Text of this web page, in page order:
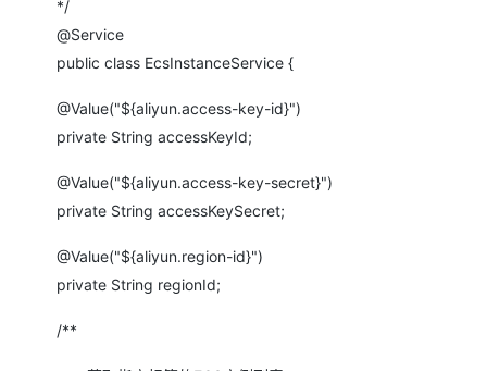
*/
@Service
public class EcsInstanceService {
@Value("${aliyun.access-key-id}")
private String accessKeyId;
@Value("${aliyun.access-key-secret}")
private String accessKeySecret;
@Value("${aliyun.region-id}")
private String regionId;
/**